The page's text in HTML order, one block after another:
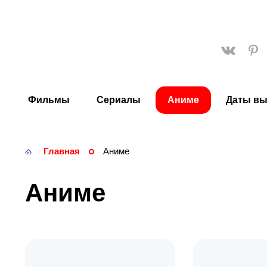
Фильмы Сериалы Аниме Даты
Главная Аниме
Аниме